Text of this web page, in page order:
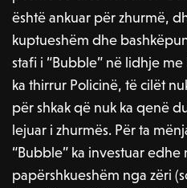
është ankuar për zhurmë,
kuptueshëm dhe
stafi i “Bubble” në lidhje
ka thirrur Policinë, të cilët
për shkak që nuk ka qenë
lejuar i zhurmës. Për ta
“Bubble” ka investuar edhe
papërshkueshëm nga zëri